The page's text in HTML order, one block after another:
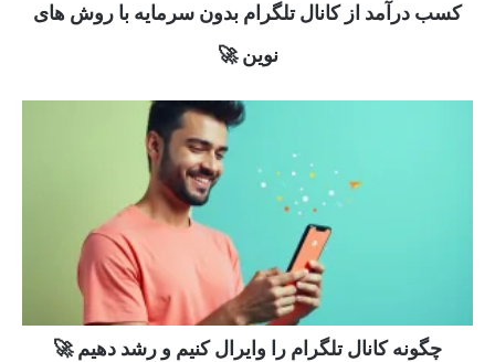
کسب درآمد از کانال تلگرام بدون سرمایه با روش های
نوین 🚀
چگونه کانال تلگرام را وایرال کنیم و رشد دهیم 🚀